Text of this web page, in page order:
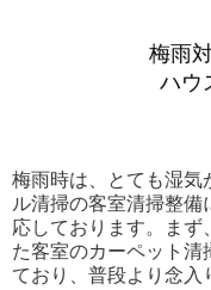
梅雨
ハウ
梅雨時は、とても湿気
ル清掃の客室清掃整
応しております。まず
た客室のカーペット清
ており、普段より念入